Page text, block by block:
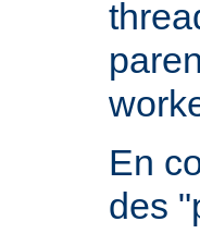
En
des